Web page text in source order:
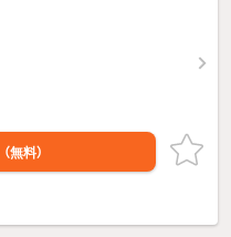
（無料）